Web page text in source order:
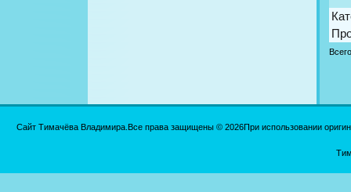
Сайт Тимачёва Владимира.Все права защищены © 2026При использовании